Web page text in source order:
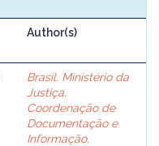
Author(s)
Brasil. Ministério da
Justiça.
Coordenação de
Documentação e
Informação.